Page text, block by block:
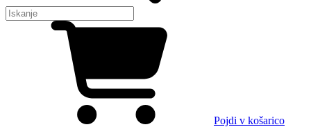
Pojdi v košarico